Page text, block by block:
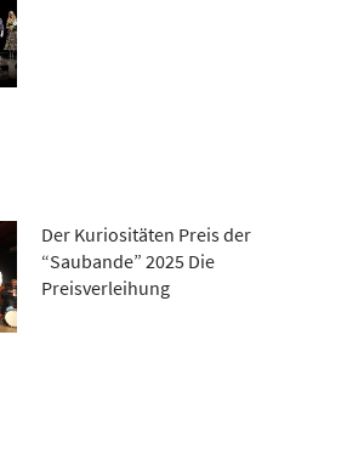
Der Kuriositäten Preis der
“Saubande” 2025 Die
Preisverleihung